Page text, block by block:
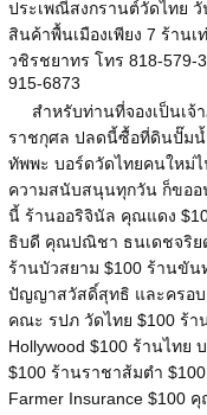
ประเพณีสงกรานต์วัดไทย
สินค้าพื้นเมืองเพียง 7 ร้าน
วชิรชยาทร โทร 818-579-
915-6873
สำหรับท่านที่จองเป็นเจ้
ราชกุศล ปลดนี้ซื้อที่ดินปั๊ม
ทัพพะ บอร์ดวัดไทยคนใหม่
ความสนับสนุนทุกวัน ก็ขอ
นี้ ร้านออริจินัล คุณแดง
ธิบดี คุณปณิชา ธนเดชจริย
ร้านบัวสยาม $100 ร้านขัน
ปัญญาสวัสดิ์สุทธิ และครอบ
คณะ รปภ วัดไทย $100 ร้
Hollywood $100 ร้านไทย
$100 ร้านราชาส้มตำ
Farmer Insurance $100